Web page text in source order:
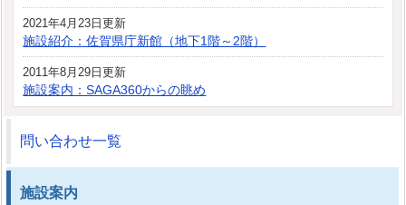
2021年4月23日更新
施設紹介：佐賀県庁新館（地下1階～2階）
2011年8月29日更新
施設案内：SAGA360からの眺め
問い合わせ一覧
施設案内